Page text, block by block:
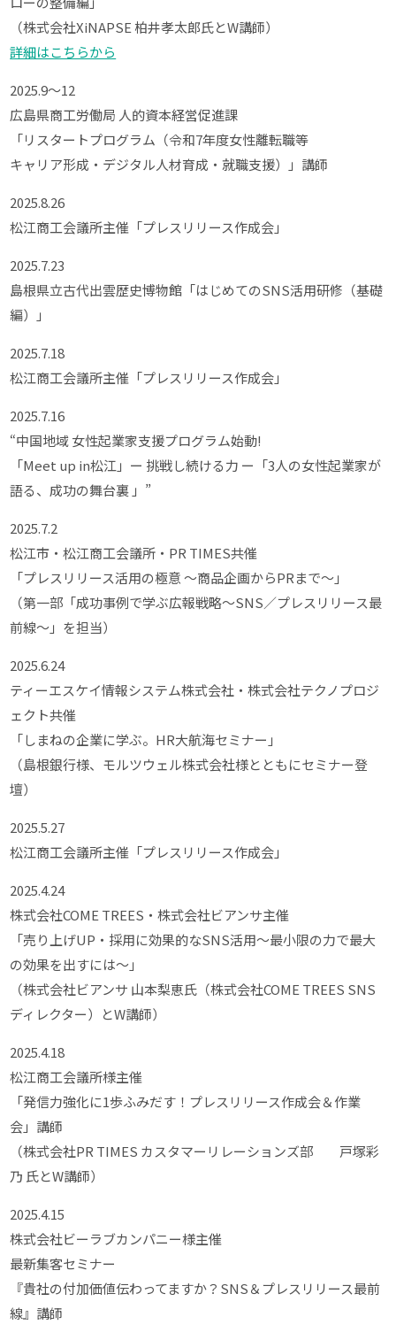
（株式会社XiNAPSE 柏井孝太郎氏とW講師）
詳細はこちらから
2025.9～12
広島県商工労働局 人的資本経営促進課
「リスタートプログラム（令和7年度女性離転職等
キャリア形成・デジタル人材育成・就職支援）」講師
2025.8.26
松江商工会議所主催「プレスリリース作成会」
2025.7.23
島根県立古代出雲歴史博物館「はじめてのSNS活用研修（基礎
編）」
2025.7.18
松江商工会議所主催「プレスリリース作成会」
2025.7.16
“中国地域 女性起業家支援プログラム始動!
「Meet up in松江」ー 挑戦し続ける力 ー「3人の女性起業家が
語る、成功の舞台裏 」”
2025.7.2
松江市・松江商工会議所・PR TIMES共催
「プレスリリース活用の極意 ～商品企画からPRまで～」
（第一部「成功事例で学ぶ広報戦略～SNS／プレスリリース最
前線～」を担当）
2025.6.24
ティーエスケイ情報システム株式会社・株式会社テクノプロジ
ェクト共催
「しまねの企業に学ぶ。HR大航海セミナー」
（島根銀行様、モルツウェル株式会社様とともにセミナー登
壇）
2025.5.27
松江商工会議所主催「プレスリリース作成会」
2025.4.24
株式会社COME TREES・株式会社ビアンサ主催
「売り上げUP・採用に効果的なSNS活用～最小限の力で最大
の効果を出すには～」
（株式会社ビアンサ 山本梨恵氏（株式会社COME TREES SNS
ディレクター）とW講師）
2025.4.18
松江商工会議所様主催
「発信力強化に1歩ふみだす！プレスリリース作成会＆作業
会」講師
（株式会社PR TIMES カスタマーリレーションズ部 戸塚彩
乃 氏とW講師）
2025.4.15
株式会社ビーラブカンパニー様主催
最新集客セミナー
『貴社の付加価値伝わってますか？SNS＆プレスリリース最前
線』講師